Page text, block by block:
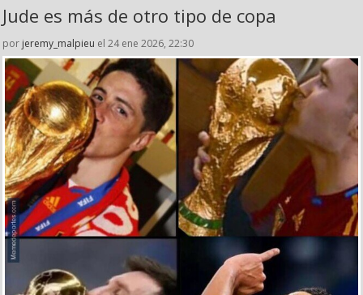
Jude es más de otro tipo de copa
por jeremy_malpieu el 24 ene 2026, 22:30